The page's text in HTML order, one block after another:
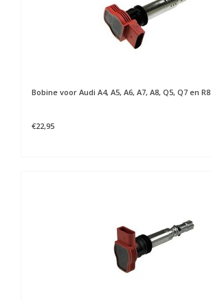
Bobine voor Audi A4, A5, A6, A7, A8, Q5, Q7 en R8
€22,95